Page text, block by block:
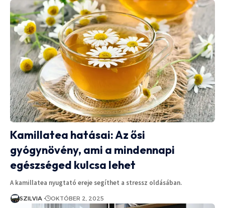
Kamillatea hatásai: Az ősi
gyógynövény, ami a mindennapi
egészséged kulcsa lehet
A kamillatea nyugtató ereje segíthet a stressz oldásában.
SZILVIA OKTÓBER 2, 2025